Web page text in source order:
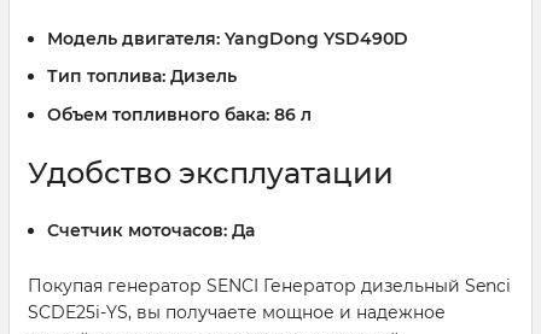
Модель двигателя: YangDong YSD490D
Тип топлива: Дизель
Объем топливного бака: 86 л
Удобство эксплуатации
Счетчик моточасов: Да
Покупая генератор SENCI Генератор дизельный Senci
SCDE25i-YS, вы получаете мощное и надежное